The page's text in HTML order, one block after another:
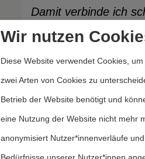
Damit verbinde ich
pflücken. Sie
Zeit habe ich im
Wald mit
aber leider nicht
Wir wünschen uns
aus den
Oetzigen) Kreis
Wir nutzen
Diese Website verwendet Cookies,
zwei Arten von Cookies zu
Betrieb der Website benötigt und
eine Nutzung der Website nicht mehr
anonymisiert Nutzer*innenverläufe